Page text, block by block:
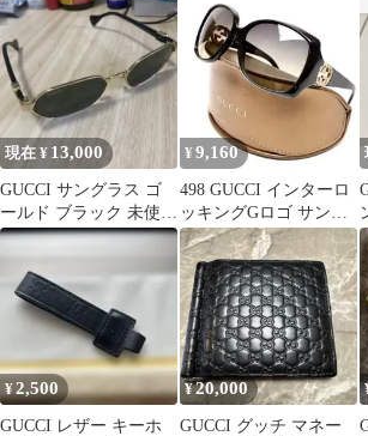
現在 ¥ 13,000
GUCCI サングラス ゴ
ールド ブラック 未使用
箱無し
¥ 9,160
498 GUCCI インターロ
ッキングGロゴ サング
ラス
¥2,500
GUCCI レザー キーホ
¥20,000
GUCCI グッチ マネー